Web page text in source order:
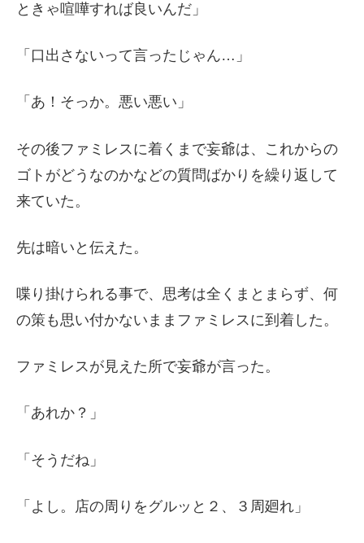
ときゃ喧嘩すれば良いんだ」
「口出さないって言ったじゃん…」
「あ！そっか。悪い悪い」
その後ファミレスに着くまで妄爺は、これからの
ゴトがどうなのかなどの質問ばかりを繰り返して
来ていた。
先は暗いと伝えた。
喋り掛けられる事で、思考は全くまとまらず、何
の策も思い付かないままファミレスに到着した。
ファミレスが見えた所で妄爺が言った。
「あれか？」
「そうだね」
「よし。店の周りをグルッと２、３周廻れ」